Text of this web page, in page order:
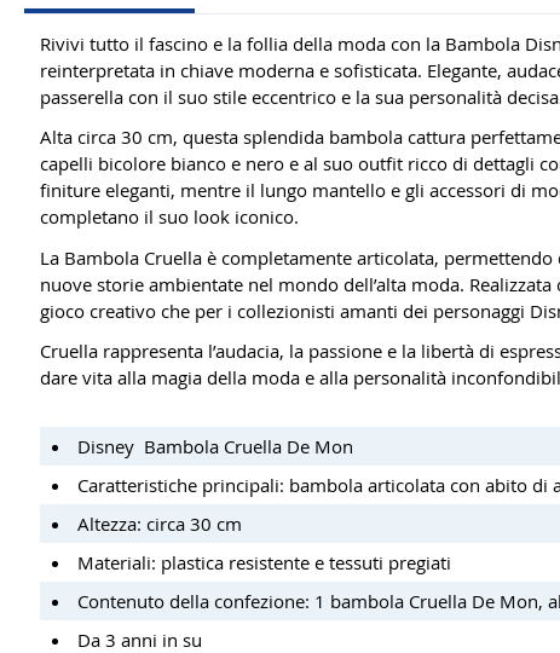
Rivivi tutto il fascino e la follia della moda con la Bambola
reinterpretata in chiave moderna e sofisticata. Elegante,
passerella con il suo stile eccentrico e la sua personalità
Alta circa 30 cm, questa splendida bambola cattura
capelli bicolore bianco e nero e al suo outfit ricco di dettagli
finiture eleganti, mentre il lungo mantello e gli accessori di
completano il suo look iconico.
La Bambola Cruella è completamente articolata,
nuove storie ambientate nel mondo dell’alta moda.
gioco creativo che per i collezionisti amanti dei personaggi
Cruella rappresenta l’audacia, la passione e la libertà di
dare vita alla magia della moda e alla personalità
Disney Bambola Cruella De Mon
Caratteristiche principali: bambola articolata con abito di
Altezza: circa 30 cm
Materiali: plastica resistente e tessuti pregiati
Contenuto della confezione: 1 bambola Cruella De Mon,
Da 3 anni in su